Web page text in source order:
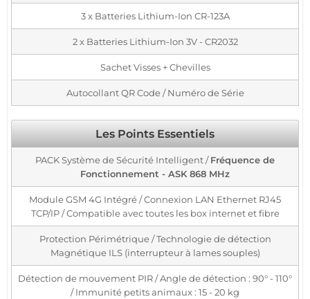
3 x Batteries Lithium-Ion CR-123A
2 x Batteries Lithium-Ion 3V - CR2032
Sachet Visses + Chevilles
Autocollant QR Code / Numéro de Série
Les Points Essentiels
PACK Système de Sécurité Intelligent /Fréquence de
Fonctionnement - ASK 868 MHz
Module GSM 4G Intégré / Connexion LAN Ethernet RJ45
TCP/IP / Compatible avec toutes les box internet et fibre
Protection Périmétrique / Technologie de détection
Magnétique ILS (interrupteur à lames souples)
Détection de mouvement PIR / Angle de détection : 90° - 110°
/ Immunité petits animaux : 15 - 20 kg